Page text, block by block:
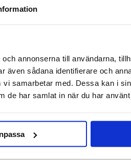
annonserna till användarna,
sådana identifierare och
samarbetar med. Dessa kan i
de har samlat in när du har använt
mot vardagligt slitage och ger en
maximal komfort och rörelsefrihet. Perfekt för
som kort, nycklar eller kontanter. Det ger enkel